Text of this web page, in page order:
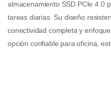
almacenamiento SSD PCIe 4.0
tareas diarias. Su diseño
conectividad completa y
opción confiable para oficina,